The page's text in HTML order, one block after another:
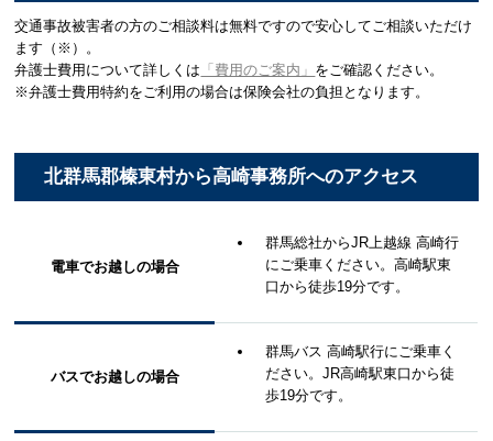
交通事故被害者の方のご相談料は無料ですので安心してご相談いただけ
ます（※）。
弁護士費用について詳しくは 「費用のご案内」 をご確認ください。
※弁護士費用特約をご利用の場合は保険会社の負担となります。
北群馬郡榛東村から高崎事務所へのアクセス
電車でお越しの場合
群馬総社からJR上越線 高崎行
にご乗車ください。高崎駅東
口から徒歩19分です。
バスでお越しの場合
群馬バス 高崎駅行にご乗車く
ださい。JR高崎駅東口から徒
歩19分です。